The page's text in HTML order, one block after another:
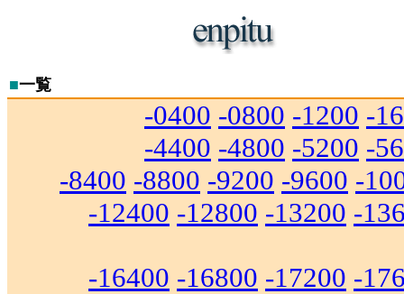
■一覧
-0400 -0800 -1200 -
-4400 -4800 -5200 -
-8400 -8800 -9200 -9600 -
-12400 -12800 -13200 -
-16400 -16800 -17200 -